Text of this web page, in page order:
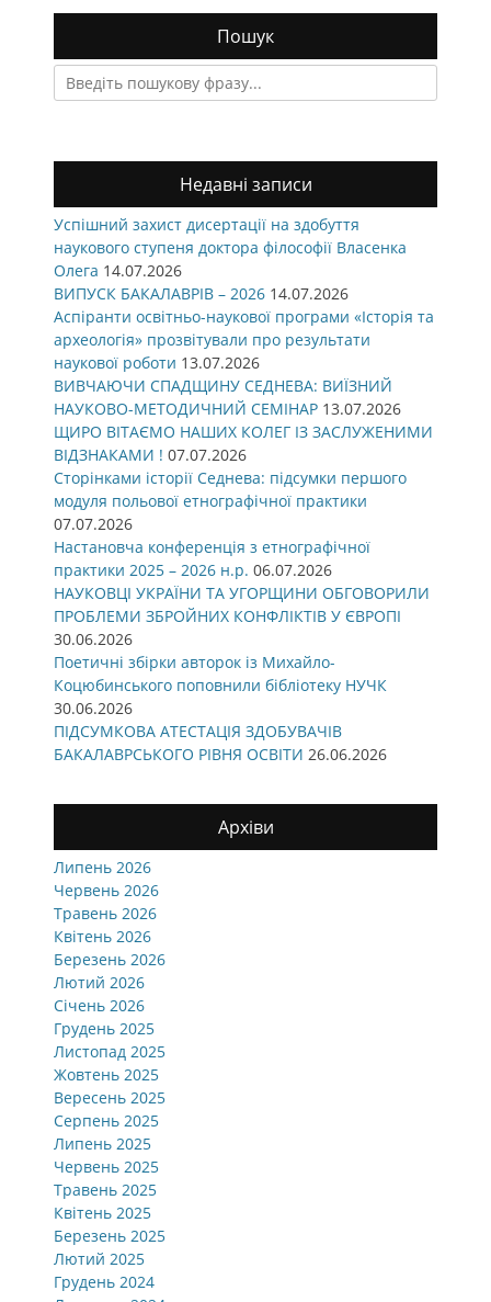
Пошук
Search
for:
Недавні записи
Успішний захист дисертації на здобуття
наукового ступеня доктора філософії Власенка
Олега 14.07.2026
ВИПУСК БАКАЛАВРІВ – 2026 14.07.2026
Аспіранти освітньо-наукової програми «Історія та
археологія» прозвітували про результати
наукової роботи 13.07.2026
ВИВЧАЮЧИ СПАДЩИНУ СЕДНЕВА: ВИЇЗНИЙ
НАУКОВО-МЕТОДИЧНИЙ СЕМІНАР 13.07.2026
ЩИРО ВІТАЄМО НАШИХ КОЛЕГ ІЗ ЗАСЛУЖЕНИМИ
ВІДЗНАКАМИ ! 07.07.2026
Сторінками історії Седнева: підсумки першого
модуля польової етнографічної практики
07.07.2026
Настановча конференція з етнографічної
практики 2025 – 2026 н.р. 06.07.2026
НАУКОВЦІ УКРАЇНИ ТА УГОРЩИНИ ОБГОВОРИЛИ
ПРОБЛЕМИ ЗБРОЙНИХ КОНФЛІКТІВ У ЄВРОПІ
30.06.2026
Поетичні збірки авторок із Михайло-
Коцюбинського поповнили бібліотеку НУЧК
30.06.2026
ПІДСУМКОВА АТЕСТАЦІЯ ЗДОБУВАЧІВ
БАКАЛАВРСЬКОГО РІВНЯ ОСВІТИ 26.06.2026
Архіви
Липень 2026
Червень 2026
Травень 2026
Квітень 2026
Березень 2026
Лютий 2026
Січень 2026
Грудень 2025
Листопад 2025
Жовтень 2025
Вересень 2025
Серпень 2025
Липень 2025
Червень 2025
Травень 2025
Квітень 2025
Березень 2025
Лютий 2025
Грудень 2024